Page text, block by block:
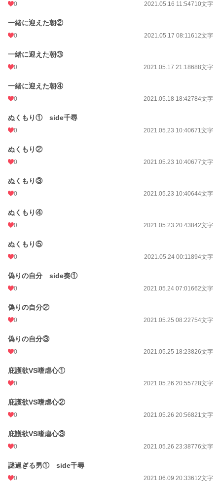
0 2021.05.16 11:54710文字
一緒に迎えた朝②
0 2021.05.17 08:11612文字
一緒に迎えた朝③
0 2021.05.17 21:18688文字
一緒に迎えた朝④
0 2021.05.18 18:42784文字
ぬくもり① side千尋
0 2021.05.23 10:40671文字
ぬくもり②
0 2021.05.23 10:40677文字
ぬくもり③
0 2021.05.23 10:40644文字
ぬくもり④
0 2021.05.23 20:43842文字
ぬくもり⑤
0 2021.05.24 00:11894文字
偽りの自分 side奏①
0 2021.05.24 07:01662文字
偽りの自分②
0 2021.05.25 08:22754文字
偽りの自分③
0 2021.05.25 18:23826文字
庇護欲VS嗜虐心①
0 2021.05.26 20:55728文字
庇護欲VS嗜虐心②
0 2021.05.26 20:56821文字
庇護欲VS嗜虐心③
0 2021.05.26 23:38776文字
謎過ぎる男① side千尋
0 2021.06.09 20:33612文字